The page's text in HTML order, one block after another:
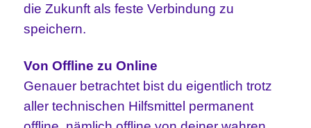
die Zukunft als feste Verbindung zu
speichern.
Von Offline zu Online
Genauer betrachtet bist du eigentlich trotz
aller technischen Hilfsmittel permanent